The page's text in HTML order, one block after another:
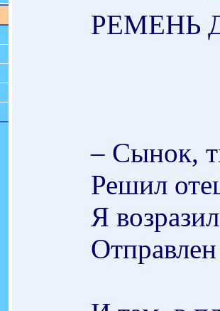
РЕМЕНЬ
– Сынок,
Решил
Я